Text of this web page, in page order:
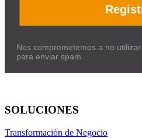
Nos comprometemos a no
para enviar spam.
SOLUCIONES
Transformación de Negocio